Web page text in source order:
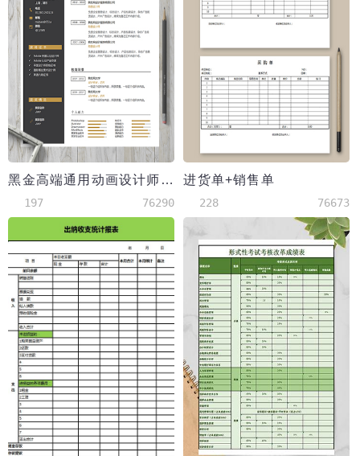
黑金高端通用动画设计师简历模板
197 76290
进货单+销售单
228 76673